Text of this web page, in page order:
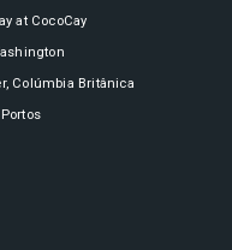
at CocoCay
Colúmbia Britânica